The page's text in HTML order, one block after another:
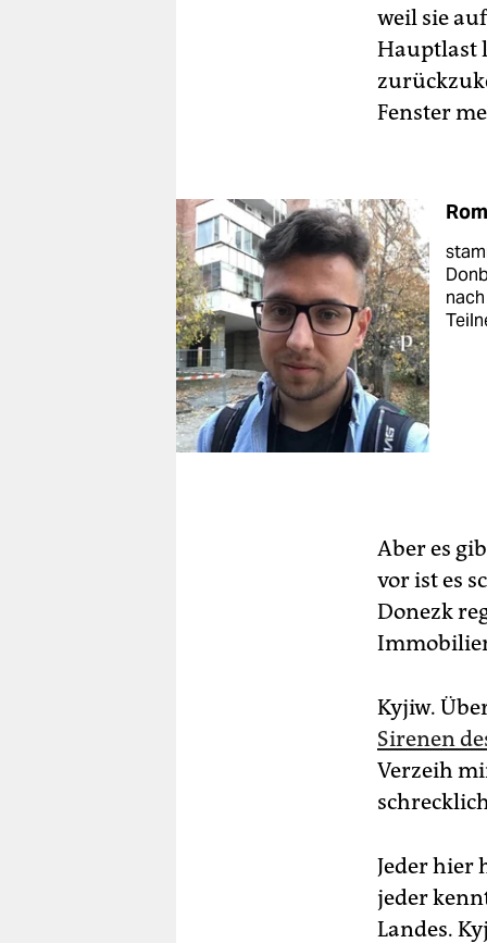
weil sie
Hauptlast
Fenster
Aber es
vor ist es
Donezk
Kyjiw.
Sirenen
Verzeih
Jeder hier
jeder
Landes.